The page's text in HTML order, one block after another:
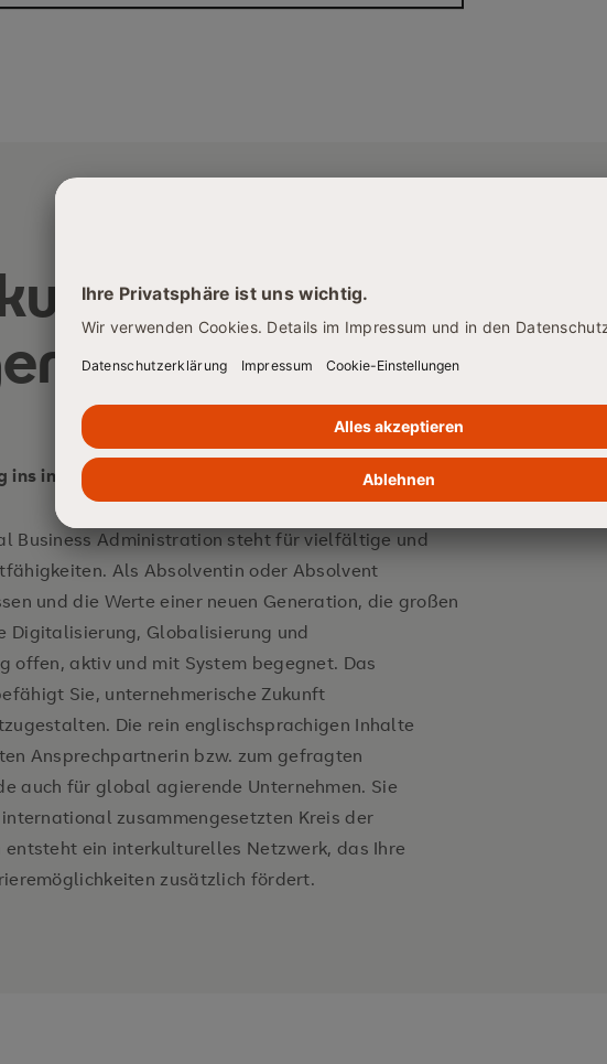
konkrete Maßnahmen und Handlungsfelder
Managementdisziplinen kennen
Überblick zu unternehmerischen Strukturen und
wissenschaftlich mit empirischer Forschung und
in einer praxisorientierten Weise
an
und stärken damit Ihr Profil
Grundlagen des Projekt- und
auseinander
für ein Management mit
Ihre Fähigkeiten zur Leitung von Teams
im internationalen
ins internationale Management.
Business Administration steht für vielfältige und
Als Absolventin oder Absolvent
und die Werte einer neuen Generation, die großen
Digitalisierung, Globalisierung und
offen, aktiv und mit System begegnet. Das
Sie, unternehmerische Zukunft
Die rein englischsprachigen Inhalte
Ansprechpartnerin bzw. zum gefragten
auch für global agierende Unternehmen. Sie
zusammengesetzten Kreis der
entsteht ein interkulturelles Netzwerk, das Ihre
zusätzlich fördert.